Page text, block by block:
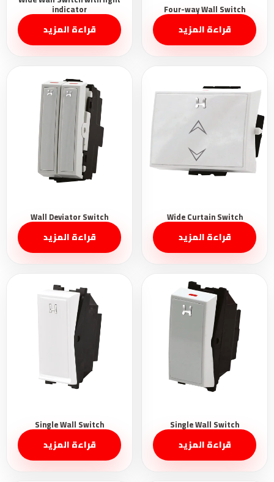
قراءة المزيد قراءة المزيد
قراءة المزيد قراءة المزيد
قراءة المزيد قراءة المزيد